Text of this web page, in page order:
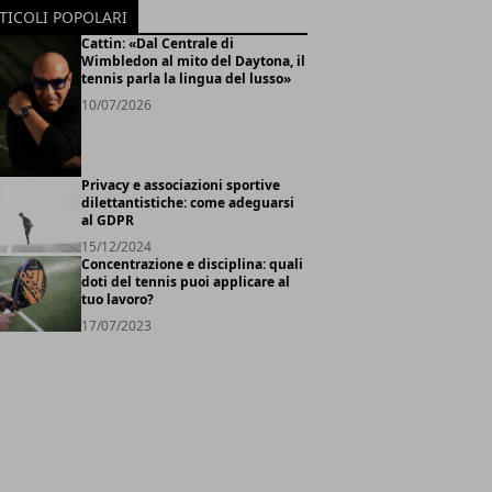
POPOLARI
Cattin: «Dal Centrale di
Wimbledon al mito del Daytona, il
tennis parla la lingua del lusso»
10/07/2026
Privacy e associazioni sportive
dilettantistiche: come adeguarsi
al GDPR
15/12/2024
Concentrazione e disciplina: quali
doti del tennis puoi applicare al
tuo lavoro?
17/07/2023